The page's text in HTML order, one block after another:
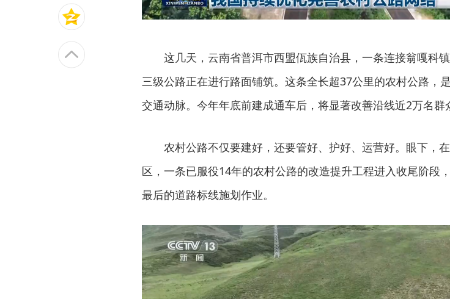
这几天，云南省普洱市西盟佤族自治县，一条连接翁嘎科
三级公路正在进行路面铺筑。这条全长超37公里的农村公路，
交通动脉。今年年底前建成通车后，将显著改善沿线近2万名群
农村公路不仅要建好，还要管好、护好、运营好。眼下，
区，一条已服役14年的农村公路的改造提升工程进入收尾阶段
最后的道路标线施划作业。